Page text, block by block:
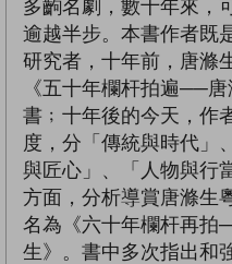
多齣名劇，數十年來，
逾越半步。本書作者既
研究者，十年前，唐滌
《五十年欄杆拍遍──
書﹔十年後的今天，作
度，分「傳統與時代」
與匠心」、「人物與行
方面，分析導賞唐滌生
名為《六十年欄杆再拍
生》。書中多次指出和